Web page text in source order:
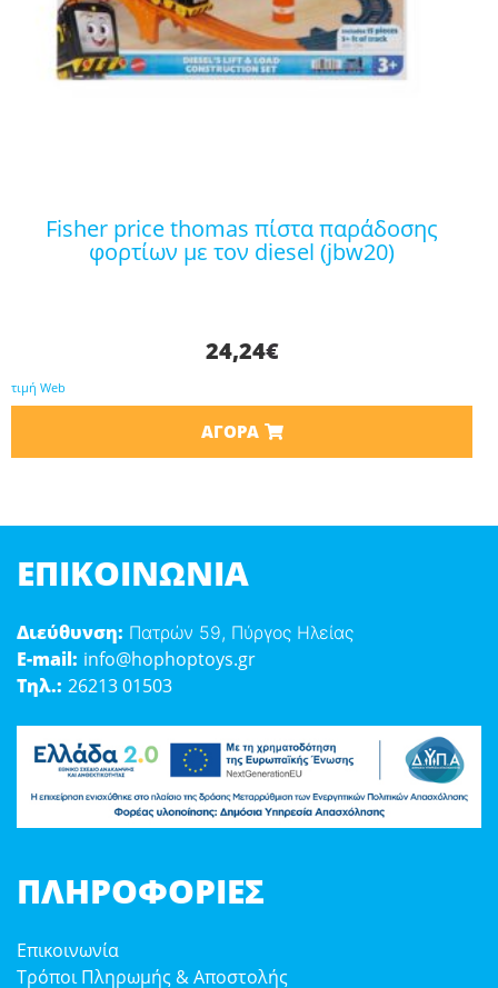
fisher price thomas πίστα παράδοσης
φορτίων με τον diesel (jbw20)
24,24€
τιμή Web
ΑΓΟΡΆ
ΕΠΙΚΟΙΝΩΝΊΑ
Διεύθυνση: Πατρών 59, Πύργος Ηλείας
E-mail: info@hophoptoys.gr
Τηλ.: 26213 01503
ΠΛΗΡΟΦΟΡΊΕΣ
Επικοινωνία
Τρόποι Πληρωμής & Αποστολής